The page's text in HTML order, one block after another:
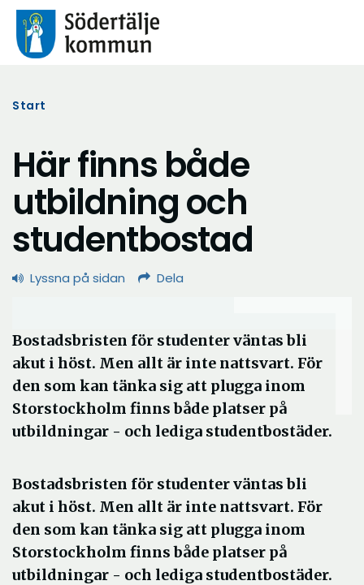
Start
Här finns både
utbildning och
studentbostad
Lyssna på sidan Dela
Bostadsbristen för studenter väntas bli
akut i höst. Men allt är inte nattsvart. För
den som kan tänka sig att plugga inom
Storstockholm finns både platser på
utbildningar - och lediga studentbostäder.
Bostadsbristen för studenter väntas bli
akut i höst. Men allt är inte nattsvart. För
den som kan tänka sig att plugga inom
Storstockholm finns både platser på
utbildningar - och lediga studentbostäder.